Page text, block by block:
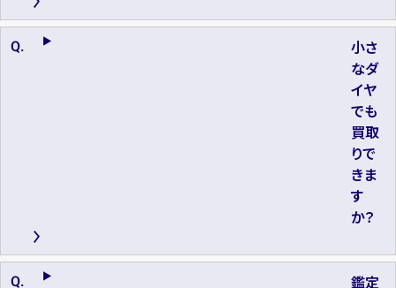
小さ
なダ
イヤ
でも
買取
りで
きま
す
か？
鑑定